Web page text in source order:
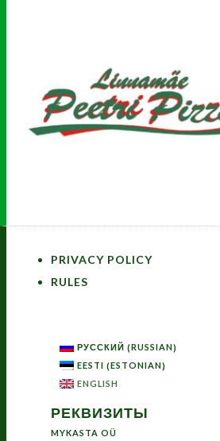
PRIVACY POLICY
RULES
РУССКИЙ (RUSSIAN)
EESTI (ESTONIAN)
ENGLISH
РЕКВИЗИТЫ
MYKASTA OÜ